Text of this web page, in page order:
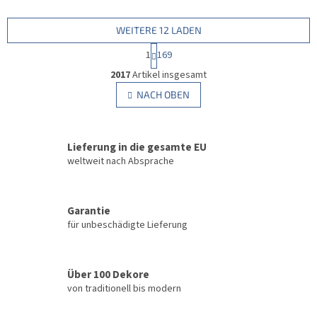
S
t
e
u
e
l
t
r
L
WEITERE 12 LADEN
a
g
i
n
i
u
n
g
1 169
2017Artikel insgesamt
NACH OBEN
Lieferung in die gesamte EU
weltweit nach Absprache
Garantie
für unbeschädigte Lieferung
Über 100 Dekore
von traditionell bis modern